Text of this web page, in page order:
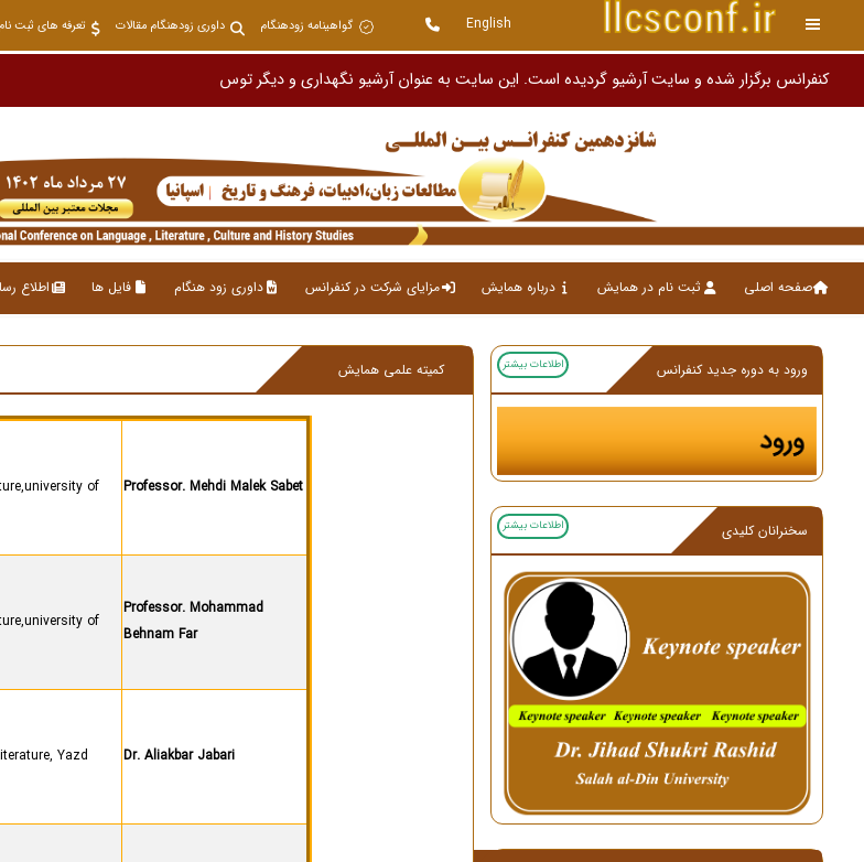
English گواهینامه زودهنگام داوری زودهنگام مقالات تعرفه های ثبت نام
کنفرانس برگزار شده و سایت آرشیو گردیده است. این سایت به عنوان آرشیو نگهداری و دیگر توسط دبیرخانه بروز رسانی نمی شود
صفحه اصلی ثبت نام در همایش درباره همایش مزایای شرکت در کنفرانس داوری زود هنگام فایل ها اطلاع
ورود به دوره جدید کنفرانس اطلاعات بیشتر
سخنرانان کلیدی اطلاعات بیشتر
کمیته علمی همایش
Professor. Mehdi Malek Sabet
of
Professor. Mohammad
Behnam Far
of
Dr. Aliakbar Jabari
Yazd